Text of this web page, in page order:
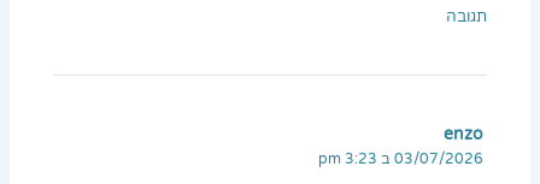
תגובה
enzo
03/07/2026 ב 3:23 pm